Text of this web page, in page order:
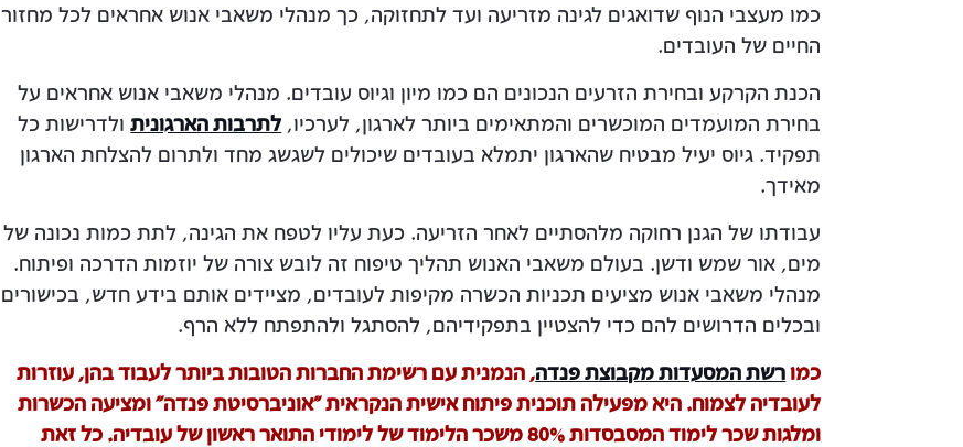
כמו מעצבי הנוף שדואגים לגינה מזריעה ועד לתחזוקה, כך מנהלי משאבי אנוש אחראים לכל מחזור
החיים של העובדים.
הכנת הקרקע ובחירת הזרעים הנכונים הם כמו מיון וגיוס עובדים. מנהלי משאבי אנוש אחראים על
בחירת המועמדים המוכשרים והמתאימים ביותר לארגון, לערכיו, לתרבות הארגוניתולדרישות כל
תפקיד. גיוס יעיל מבטיח שהארגון יתמלא בעובדים שיכולים לשגשג מחד ולתרום להצלחת הארגון
מאידך.
עבודתו של הגנן רחוקה מלהסתיים לאחר הזריעה. כעת עליו לטפח את הגינה, לתת כמות נכונה של
מים, אור שמש ודשן. בעולם משאבי האנוש תהליך טיפוח זה לובש צורה של יוזמות הדרכה ופיתוח.
מנהלי משאבי אנוש מציעים תכניות הכשרה מקיפות לעובדים, מציידים אותם בידע חדש, בכישורים
ובכלים הדרושים להם כדי להצטיין בתפקידיהם, להסתגל ולהתפתח ללא הרף.
כמורשת המסעדות מקבוצת פנדה, הנמנית עם רשימת החברות הטובות ביותר לעבוד בהן, עוזרות
לעובדיה לצמוח. היא מפעילה תוכנית פיתוח אישית הנקראית "אוניברסיטת פנדה" ומציעה הכשרות
ומלגות שכר לימוד המסבסדות 80% משכר הלימוד של לימודי התואר ראשון של עובדיה. כל זאת